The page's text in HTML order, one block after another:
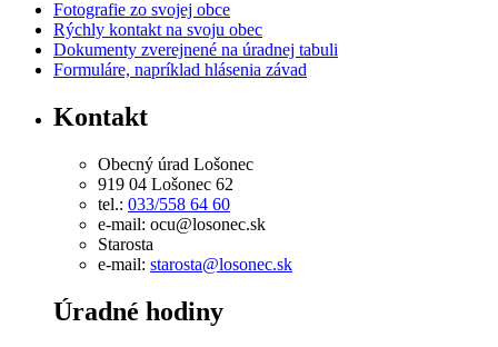
Fotografie zo svojej obce
Rýchly kontakt na svoju obec
Dokumenty zverejnené na úradnej tabuli
Formuláre, napríklad hlásenia závad
Kontakt
Obecný úrad Lošonec
919 04 Lošonec 62
tel.: 033/558 64 60
e-mail: ocu@losonec.sk
Starosta
e-mail: starosta@losonec.sk
Úradné hodiny